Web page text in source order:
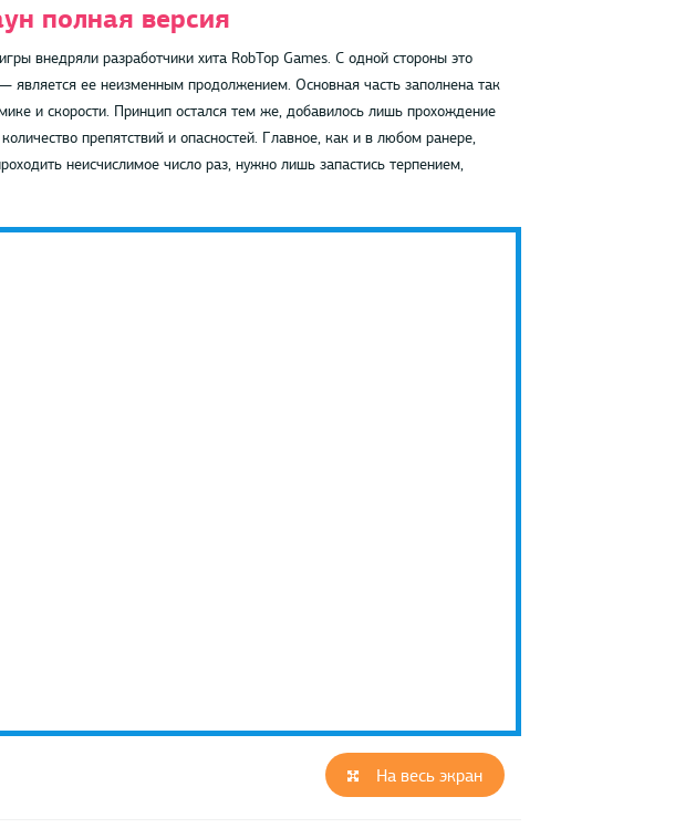
полная версия
внедряли разработчики хита RobTop Games. С одной стороны это
является ее неизменным продолжением. Основная часть заполнена так
и скорости. Принцип остался тем же, добавилось лишь прохождение
препятствий и опасностей. Главное, как и в любом ранере,
неисчислимое число раз, нужно лишь запастись терпением,
На весь экран